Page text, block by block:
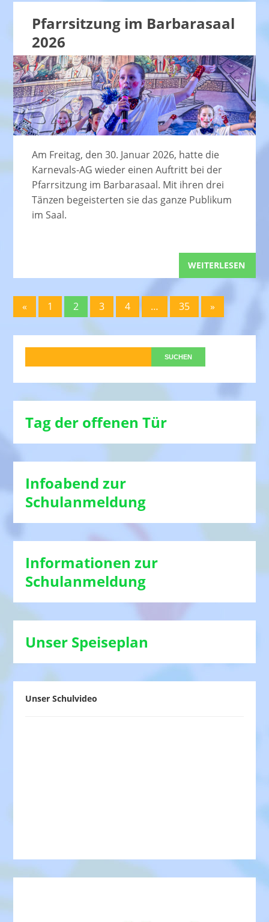
Pfarrsitzung im Barbarasaal
2026
Am Freitag, den 30. Januar 2026, hatte die
Karnevals-AG wieder einen Auftritt bei der
Pfarrsitzung im Barbarasaal. Mit ihren drei
Tänzen begeisterten sie das ganze Publikum
im Saal.
WEITERLESEN
« 1 2 3 4 … 35 »
Tag der offenen Tür
Infoabend zur
Schulanmeldung
Informationen zur
Schulanmeldung
Unser Speiseplan
Unser Schulvideo